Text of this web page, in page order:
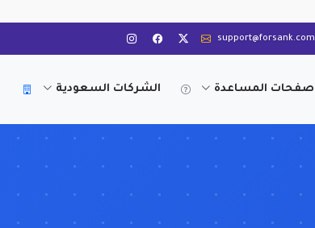
support@forsank.com
صفحات المساعدة الشركات السعودية